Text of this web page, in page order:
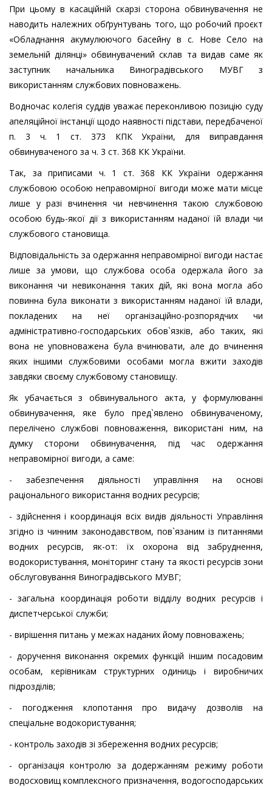
При цьому в касаційній скарзі сторона обвинувачення не
наводить належних обґрунтувань того, що робочий проєкт
«Обладнання акумулюючого басейну в с. Нове Село на
земельній ділянці» обвинувачений склав та видав саме як
заступник начальника Виноградівського МУВГ з
використанням службових повноважень.
Водночас колегія суддів уважає переконливою позицію суду
апеляційної інстанції щодо наявності підстави, передбаченої
п. 3 ч. 1 ст. 373 КПК України, для виправдання
обвинуваченого за ч. 3 ст. 368 КК України.
Так, за приписами ч. 1 ст. 368 КК України одержання
службовою особою неправомірної вигоди може мати місце
лише у разі вчинення чи невчинення такою службовою
особою будь-якої дії з використанням наданої їй влади чи
службового становища.
Відповідальність за одержання неправомірної вигоди настає
лише за умови, що службова особа одержала його за
виконання чи невиконання таких дій, які вона могла або
повинна була виконати з використанням наданої їй влади,
покладених на неї організаційно-розпорядчих чи
адміністративно-господарських обов`язків, або таких, які
вона не уповноважена була вчинювати, але до вчинення
яких іншими службовими особами могла вжити заходів
завдяки своєму службовому становищу.
Як убачається з обвинувального акта, у формулюванні
обвинувачення, яке було пред`явлено обвинуваченому,
перелічено службові повноваження, використані ним, на
думку сторони обвинувачення, під час одержання
неправомірної вигоди, а саме:
- забезпечення діяльності управління на основі
раціонального використання водних ресурсів;
- здійснення і координація всіх видів діяльності Управління
згідно із чинним законодавством, пов`язаним із питаннями
водних ресурсів, як-от: їх охорона від забруднення,
водокористування, моніторинг стану та якості ресурсів зони
обслуговування Виноградівського МУВГ;
- загальна координація роботи відділу водних ресурсів і
диспетчерської служби;
- вирішення питань у межах наданих йому повноважень;
- доручення виконання окремих функцій іншим посадовим
особам, керівникам структурних одиниць і виробничих
підрозділів;
- погодження клопотання про видачу дозволів на
спеціальне водокористування;
- контроль заходів зі збереження водних ресурсів;
- організація контролю за додержанням режиму роботи
водосховищ комплексного призначення, водогосподарських